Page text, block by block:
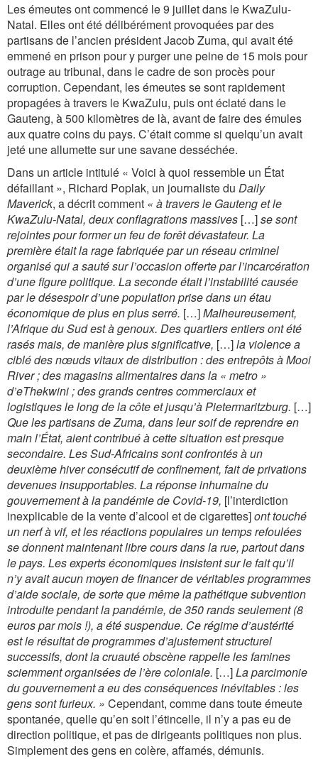
Les émeutes ont commencé le 9 juillet dans le KwaZulu-
Natal. Elles ont été délibérément provoquées par des
partisans de l’ancien président Jacob Zuma, qui avait été
emmené en prison pour y purger une peine de 15 mois pour
outrage au tribunal, dans le cadre de son procès pour
corruption. Cependant, les émeutes se sont rapidement
propagées à travers le KwaZulu, puis ont éclaté dans le
Gauteng, à 500 kilomètres de là, avant de faire des émules
aux quatre coins du pays. C’était comme si quelqu’un avait
jeté une allumette sur une savane desséchée.
Dans un article intitulé « Voici à quoi ressemble un État
défaillant », Richard Poplak, un journaliste du Daily
Maverick, a décrit comment « à travers le Gauteng et le
KwaZulu-Natal, deux conflagrations massives […]se sont
rejointes pour former un feu de forêt dévastateur. La
première était la rage fabriquée par un réseau criminel
organisé qui a sauté sur l’occasion offerte par l’incarcération
d’une figure politique. La seconde était l’instabilité causée
par le désespoir d’une population prise dans un étau
économique de plus en plus serré. […]Malheureusement,
l’Afrique du Sud est à genoux. Des quartiers entiers ont été
rasés mais, de manière plus significative, […]la violence a
ciblé des nœuds vitaux de distribution : des entrepôts à Mooi
River ; des magasins alimentaires dans la « metro »
d’eThekwini ; des grands centres commerciaux et
logistiques le long de la côte et jusqu’à Pietermaritzburg. […]
Que les partisans de Zuma, dans leur soif de reprendre en
main l’État, aient contribué à cette situation est presque
secondaire. Les Sud-Africains sont confrontés à un
deuxième hiver consécutif de confinement, fait de privations
devenues insupportables. La réponse inhumaine du
gouvernement à la pandémie de Covid-19, [l’interdiction
inexplicable de la vente d’alcool et de cigarettes]ont touché
un nerf à vif, et les réactions populaires un temps refoulées
se donnent maintenant libre cours dans la rue, partout dans
le pays. Les experts économiques insistent sur le fait qu’il
n’y avait aucun moyen de financer de véritables programmes
d’aide sociale, de sorte que même la pathétique subvention
introduite pendant la pandémie, de 350 rands seulement (8
euros par mois !), a été suspendue. Ce régime d’austérité
est le résultat de programmes d’ajustement structurel
successifs, dont la cruauté obscène rappelle les famines
sciemment organisées de l’ère coloniale. […]La parcimonie
du gouvernement a eu des conséquences inévitables : les
gens sont furieux. » Cependant, comme dans toute émeute
spontanée, quelle qu’en soit l’étincelle, il n’y a pas eu de
direction politique, et pas de dirigeants politiques non plus.
Simplement des gens en colère, affamés, démunis.